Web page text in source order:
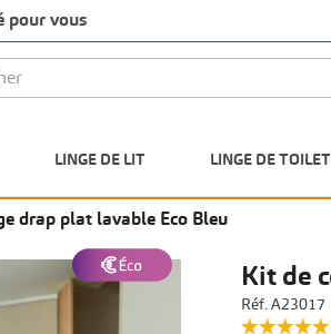
pour vous
LINGE DE LIT LINGE DE
drap plat lavable Eco Bleu
Kit de
Réf. A23017